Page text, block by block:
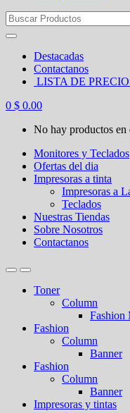
Search
for:
Destacadas
Contactanos
LISTA DE
0 $ 0.00
No hay productos en
Monitores y Teclados
Ofertas del dia
Impresoras a tinta
Impresoras a
Teclados
Nuestras Tiendas
Sobre Nosotros
Contactanos
Toner
Column
Fashion
Fashion
Column
Banner
Fashion
Column
Banner
Impresoras y tintas